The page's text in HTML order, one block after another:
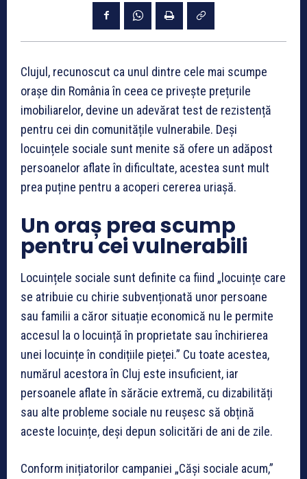
Clujul, recunoscut ca unul dintre cele mai scumpe
orașe din România în ceea ce privește prețurile
imobiliarelor, devine un adevărat test de rezistență
pentru cei din comunitățile vulnerabile. Deși
locuințele sociale sunt menite să ofere un adăpost
persoanelor aflate în dificultate, acestea sunt mult
prea puține pentru a acoperi cererea uriașă.
Un oraș prea scump
pentru cei vulnerabili
Locuințele sociale sunt definite ca fiind „locuințe care
se atribuie cu chirie subvenționată unor persoane
sau familii a căror situație economică nu le permite
accesul la o locuință în proprietate sau închirierea
unei locuințe în condițiile pieței.” Cu toate acestea,
numărul acestora în Cluj este insuficient, iar
persoanele aflate în sărăcie extremă, cu dizabilități
sau alte probleme sociale nu reușesc să obțină
aceste locuințe, deși depun solicitări de ani de zile.
Conform inițiatorilor campaniei „Căși sociale acum,”